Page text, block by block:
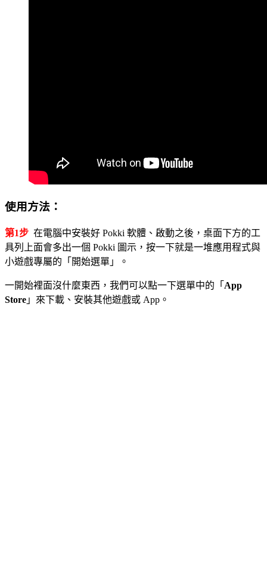
使用方法：
第1步 在電腦中安裝好 Pokki 軟體、啟動之後，桌面下方的工
具列上面會多出一個 Pokki 圖示，按一下就是一堆應用程式與
小遊戲專屬的「開始選單」。
一開始裡面沒什麼東西，我們可以點一下選單中的「 App
Store 」來下載、安裝其他遊戲或 App。